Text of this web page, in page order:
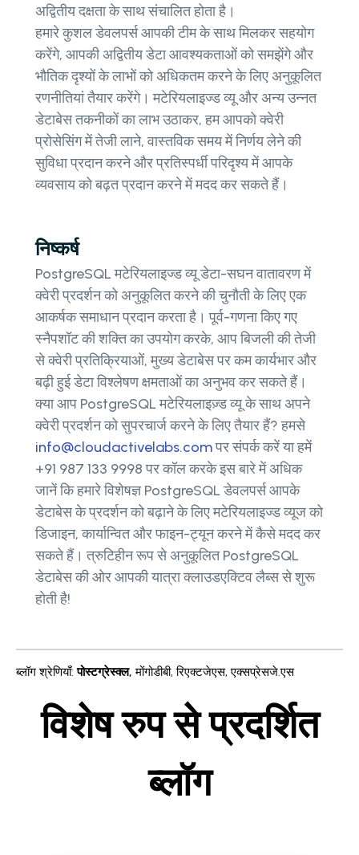
अद्वितीय दक्षता के साथ संचालित होता है।
हमारे कुशल डेवलपर्स आपकी टीम के साथ मिलकर सहयोग
करेंगे, आपकी अद्वितीय डेटा आवश्यकताओं को समझेंगे और
भौतिक दृश्यों के लाभों को अधिकतम करने के लिए अनुकूलित
रणनीतियां तैयार करेंगे। मटेरियलाइज्ड व्यू और अन्य उन्नत
डेटाबेस तकनीकों का लाभ उठाकर, हम आपको क्वेरी
प्रोसेसिंग में तेजी लाने, वास्तविक समय में निर्णय लेने की
सुविधा प्रदान करने और प्रतिस्पर्धी परिदृश्य में आपके
व्यवसाय को बढ़त प्रदान करने में मदद कर सकते हैं।
निष्कर्ष
PostgreSQL मटेरियलाइज्ड व्यू डेटा-सघन वातावरण में
क्वेरी प्रदर्शन को अनुकूलित करने की चुनौती के लिए एक
आकर्षक समाधान प्रदान करता है। पूर्व-गणना किए गए
स्नैपशॉट की शक्ति का उपयोग करके, आप बिजली की तेजी
से क्वेरी प्रतिक्रियाओं, मुख्य डेटाबेस पर कम कार्यभार और
बढ़ी हुई डेटा विश्लेषण क्षमताओं का अनुभव कर सकते हैं।
क्या आप PostgreSQL मटेरियलाइज़्ड व्यू के साथ अपने
क्वेरी प्रदर्शन को सुपरचार्ज करने के लिए तैयार हैं? हमसे
info@cloudactivelabs.comपर संपर्क करें या हमें
+91 987 133 9998 पर कॉल करके इस बारे में अधिक
जानें कि हमारे विशेषज्ञ PostgreSQL डेवलपर्स आपके
डेटाबेस के प्रदर्शन को बढ़ाने के लिए मटेरियलाइज्ड व्यूज को
डिजाइन, कार्यान्वित और फाइन-ट्यून करने में कैसे मदद कर
सकते हैं। त्रुटिहीन रूप से अनुकूलित PostgreSQL
डेटाबेस की ओर आपकी यात्रा क्लाउडएक्टिव लैब्स से शुरू
होती है!
ब्लॉग श्रेणियाँ: पोस्टग्रेस्क्ल, मोंगोडीबी,रिएक्टजेएस,एक्सप्रेसजे.एस
विशेष रुप से प्रदर्शित
ब्लॉग